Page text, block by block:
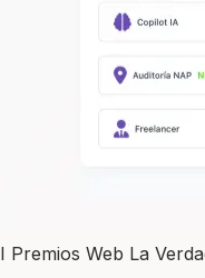
Premios Web La